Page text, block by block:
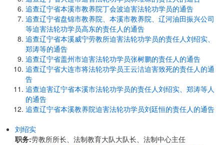
追查辽宁省本溪市教养院丁会波迫害法轮功学员的通告
追查辽宁省盘锦市教养院、本溪市教养院、辽河油田振兴公司
等迫害法轮功学员高东的责任人的通告
追查辽宁省本溪威宁劳教所迫害法轮功学员的责任人刘绍实、
郑涛等的通告
追查辽宁省盖州市迫害法轮功学员张树鹏的责任人的通告
追查辽宁省大连市将法轮功学员王云洁迫害致死的责任人的通
告
追查迫害辽宁省本溪市法轮功学员的责任人刘绍实、郑涛等人
的通告
追查辽宁省本溪教养院迫害法轮功学员刘廷恒的责任人的通告
刘绍实
职务:劳教所所长、法制教育大队大队长、法制中心主任